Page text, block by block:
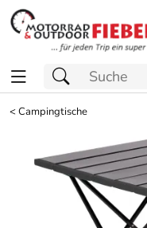
<Campingtische